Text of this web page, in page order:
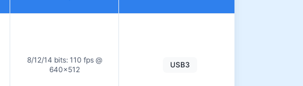
8/12/14 bits: 110 fps @
640×512
USB3